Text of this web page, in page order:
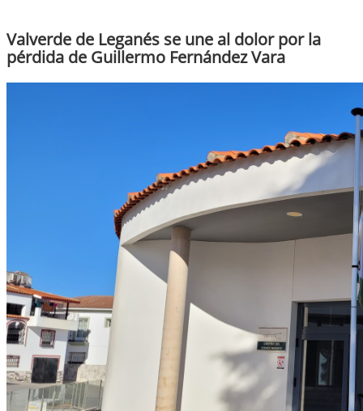
Valverde de Leganés se une al dolor por la
pérdida de Guillermo Fernández Vara